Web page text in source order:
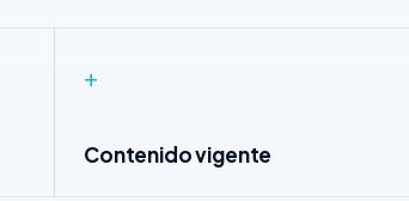
+
Contenido vigente